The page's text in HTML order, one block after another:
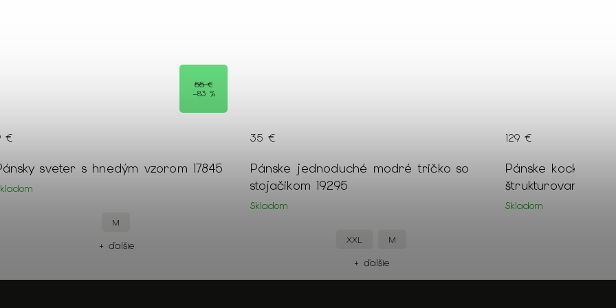
55 €
–83 %
sveter s hnedým vzorom 17845
€
M
+ ďalšie
Pánske jednoduché modré tričko so
stojačikom 19295
Skladom
35 €
XXL M
+ ďalšie
Pánske
štrukturované
Skladom
129 €